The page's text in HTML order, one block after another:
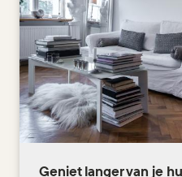
Geniet langer van je